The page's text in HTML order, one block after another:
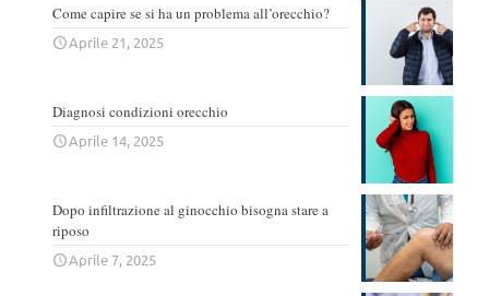
Come capire se si ha un problema all’orecchio?
Aprile 21, 2025
Diagnosi condizioni orecchio
Aprile 14, 2025
Dopo infiltrazione al ginocchio bisogna stare a
riposo
Aprile 7, 2025